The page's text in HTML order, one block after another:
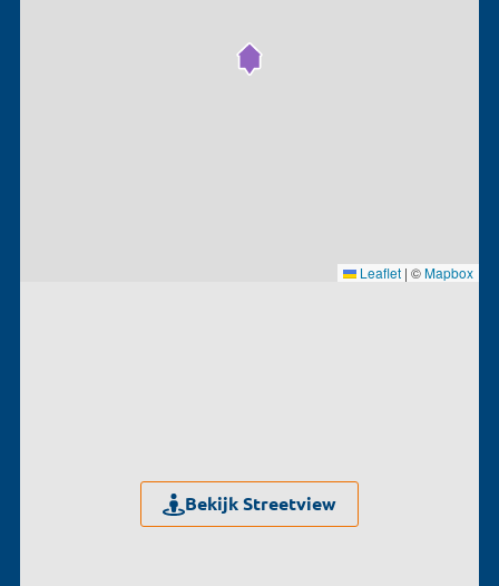
Leaflet | ©Mapbox
Bekijk Streetview